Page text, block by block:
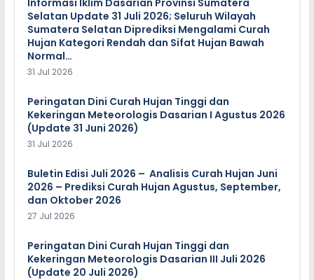
Selatan Update 31 Juli 2026; Seluruh Wilayah
Sumatera Selatan Diprediksi Mengalami Curah
Hujan Kategori Rendah dan Sifat Hujan Bawah
Normal…
31 Jul 2026
Peringatan Dini Curah Hujan Tinggi dan
Kekeringan Meteorologis Dasarian I Agustus 2026
(Update 31 Juni 2026)
31 Jul 2026
Buletin Edisi Juli 2026 – Analisis Curah Hujan Juni
2026 – Prediksi Curah Hujan Agustus, September,
dan Oktober 2026
27 Jul 2026
Peringatan Dini Curah Hujan Tinggi dan
Kekeringan Meteorologis Dasarian III Juli 2026
(Update 20 Juli 2026)